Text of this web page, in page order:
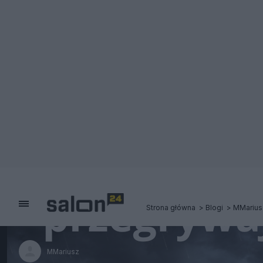
Strona główna Blogi
MMariusz